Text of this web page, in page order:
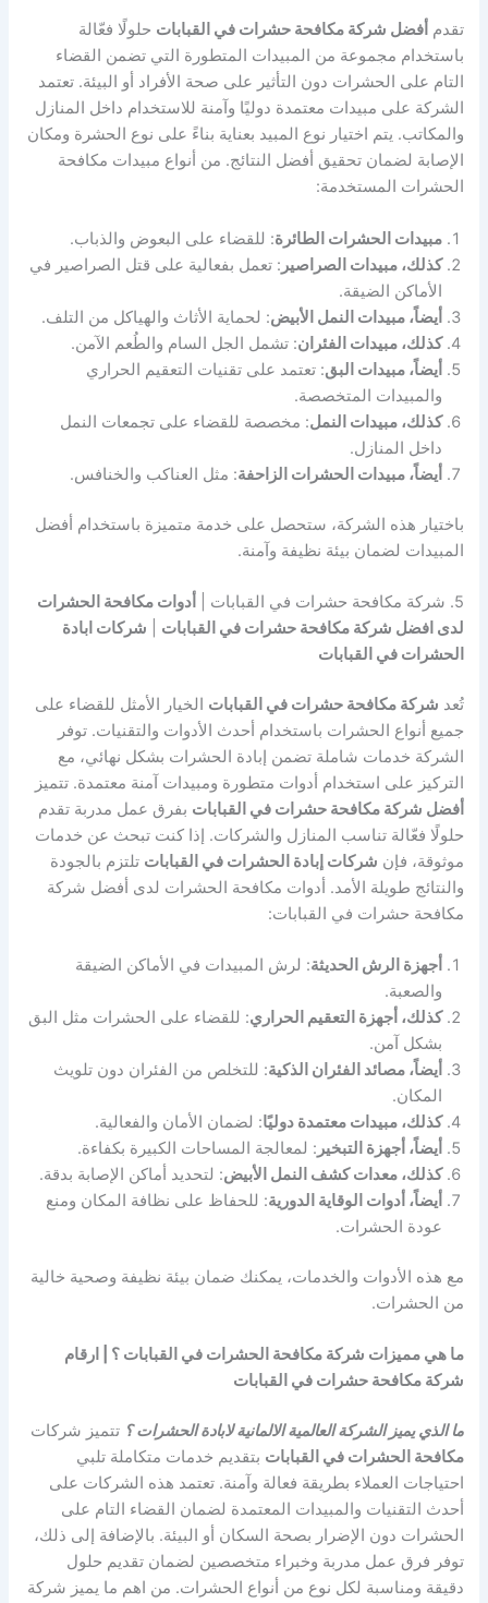
تقدم أفضل شركة مكافحة حشرات في القبابات حلولًا فعّالة
باستخدام مجموعة من المبيدات المتطورة التي تضمن القضاء
التام على الحشرات دون التأثير على صحة الأفراد أو البيئة. تعتمد
الشركة على مبيدات معتمدة دوليًا وآمنة للاستخدام داخل المنازل
والمكاتب. يتم اختيار نوع المبيد بعناية بناءً على نوع الحشرة ومكان
الإصابة لضمان تحقيق أفضل النتائج. من أنواع مبيدات مكافحة
الحشرات المستخدمة:
مبيدات الحشرات الطائرة: للقضاء على البعوض والذباب.
كذلك، مبيدات الصراصير : تعمل بفعالية على قتل الصراصير في
الأماكن الضيقة.
أيضاً، مبيدات النمل الأبيض: لحماية الأثاث والهياكل من التلف.
كذلك، مبيدات الفئران: تشمل الجل السام والطُعم الآمن.
أيضاً، مبيدات البق: تعتمد على تقنيات التعقيم الحراري
والمبيدات المتخصصة.
كذلك، مبيدات النمل: مخصصة للقضاء على تجمعات النمل
داخل المنازل.
أيضاً، مبيدات الحشرات الزاحفة: مثل العناكب والخنافس.
باختيار هذه الشركة، ستحصل على خدمة متميزة باستخدام أفضل
المبيدات لضمان بيئة نظيفة وآمنة.
5. شركة مكافحة حشرات في القبابات |
أدوات مكافحة الحشرات
لدى افضل شركة مكافحة حشرات في القبابات
شركات ابادة
الحشرات في القبابات
تُعد شركة مكافحة حشرات في القبابات الخيار الأمثل للقضاء على
جميع أنواع الحشرات باستخدام أحدث الأدوات والتقنيات. توفر
الشركة خدمات شاملة تضمن إبادة الحشرات بشكل نهائي، مع
التركيز على استخدام أدوات متطورة ومبيدات آمنة معتمدة. تتميز
أفضل شركة مكافحة حشرات في القبابات بفرق عمل مدربة تقدم
حلولًا فعّالة تناسب المنازل والشركات. إذا كنت تبحث عن خدمات
موثوقة، فإن شركات إبادة الحشرات في القبابات تلتزم بالجودة
والنتائج طويلة الأمد. أدوات مكافحة الحشرات لدى أفضل شركة
مكافحة حشرات في القبابات:
أجهزة الرش الحديثة: لرش المبيدات في الأماكن الضيقة
والصعبة.
كذلك، أجهزة التعقيم الحراري: للقضاء على الحشرات مثل البق
بشكل آمن.
أيضاً، مصائد الفئران الذكية: للتخلص من الفئران دون تلويث
المكان.
كذلك، مبيدات معتمدة دوليًا: لضمان الأمان والفعالية.
أيضاً، أجهزة التبخير : لمعالجة المساحات الكبيرة بكفاءة.
كذلك، معدات كشف النمل الأبيض: لتحديد أماكن الإصابة بدقة.
أيضاً، أدوات الوقاية الدورية: للحفاظ على نظافة المكان ومنع
عودة الحشرات.
مع هذه الأدوات والخدمات، يمكنك ضمان بيئة نظيفة وصحية خالية
من الحشرات.
ما هي مميزات شركة مكافحة الحشرات في القبابات ؟ | ارقام
شركة مكافحة حشرات في القبابات
ما الذي يميز الشركة العالمية الالمانية لابادة الحشرات ؟ تتميز شركات
مكافحة الحشرات في القبابات بتقديم خدمات متكاملة تلبي
احتياجات العملاء بطريقة فعالة وآمنة. تعتمد هذه الشركات على
أحدث التقنيات والمبيدات المعتمدة لضمان القضاء التام على
الحشرات دون الإضرار بصحة السكان أو البيئة. بالإضافة إلى ذلك،
توفر فرق عمل مدربة وخبراء متخصصين لضمان تقديم حلول
دقيقة ومناسبة لكل نوع من أنواع الحشرات. من اهم ما يميز شركة